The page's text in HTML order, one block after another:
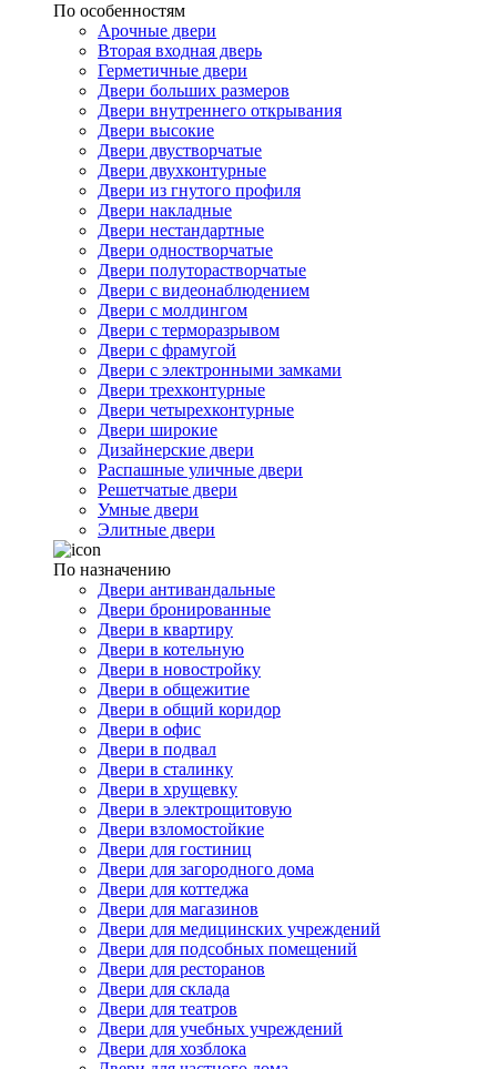
По особенностям
Арочные двери
Вторая входная дверь
Герметичные двери
Двери больших размеров
Двери внутреннего открывания
Двери высокие
Двери двустворчатые
Двери двухконтурные
Двери из гнутого профиля
Двери накладные
Двери нестандартные
Двери одностворчатые
Двери полуторастворчатые
Двери с видеонаблюдением
Двери с молдингом
Двери с терморазрывом
Двери с фрамугой
Двери с электронными замками
Двери трехконтурные
Двери четырехконтурные
Двери широкие
Дизайнерские двери
Распашные уличные двери
Решетчатые двери
Умные двери
Элитные двери
По назначению
Двери антивандальные
Двери бронированные
Двери в квартиру
Двери в котельную
Двери в новостройку
Двери в общежитие
Двери в общий коридор
Двери в офис
Двери в подвал
Двери в сталинку
Двери в хрущевку
Двери в электрощитовую
Двери взломостойкие
Двери для гостиниц
Двери для загородного дома
Двери для коттеджа
Двери для магазинов
Двери для медицинских учреждений
Двери для подсобных помещений
Двери для ресторанов
Двери для склада
Двери для театров
Двери для учебных учреждений
Двери для хозблока